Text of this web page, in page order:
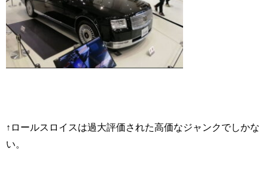
↑ロールスロイスは過大評価された高価なジャンクでしかな
い。